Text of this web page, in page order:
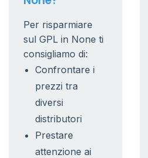
Per risparmiare
sul GPL in None ti
consigliamo di:
Confrontare i
prezzi tra
diversi
distributori
Prestare
attenzione ai